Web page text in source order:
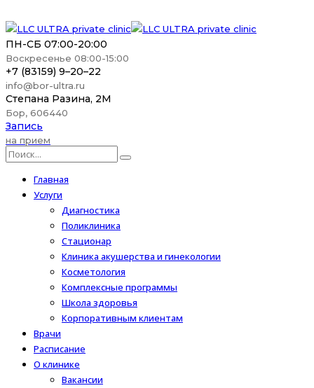
ПН-СБ 07:00-20:00
Воскресенье 08:00-15:00
+7 (83159) 9–20–22
info@bor-ultra.ru
Степана Разина, 2М
Бор, 606440
Запись
на прием
Главная
Услуги
Диагностика
Поликлиника
Стационар
Клиника акушерства и гинекологии
Косметология
Комплексные программы
Школа здоровья
Корпоративным клиентам
Врачи
Расписание
О клинике
Вакансии